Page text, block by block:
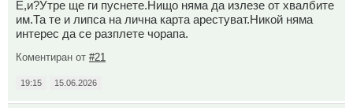
Е,и?Утре ще ги пуснете.Нищо няма да излезе от хвалбите
им.Та те и липса на лична карта арестуват.Никой няма
интерес да се разплете чорапа.
Коментиран от #21
19:15 15.06.2026